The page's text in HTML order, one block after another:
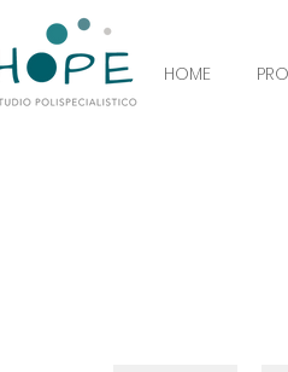
HOME